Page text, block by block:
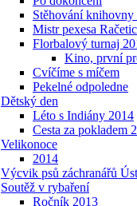
Stěhování
Mistr pexesa Račetic
Florbalový turnaj
Kino, první
Cvíčíme s míčem
Pekelné odpoledne
Dětský den
Léto s Indiány 2014
Cesta za pokladem
Velikonoce
2014
Výcvik psů záchranářů
Soutěž v rybaření
Ročník 2013